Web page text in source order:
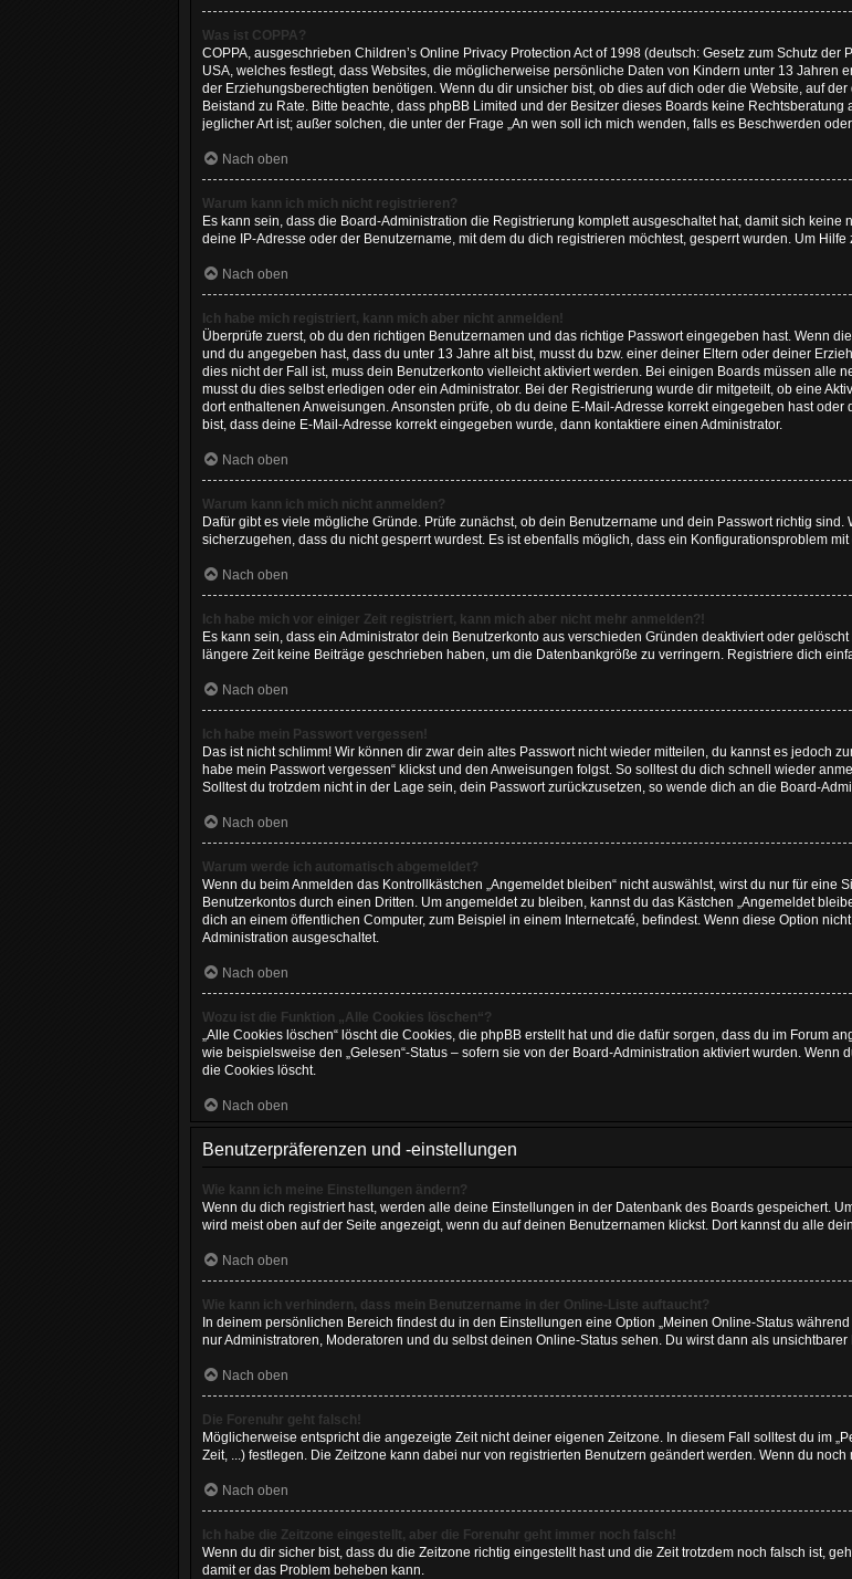
Was ist COPPA?
COPPA, ausgeschrieben Children’s Online Privacy Protection Act of 1998 (deutsch: Gesetz zum Schutz
USA, welches festlegt, dass Websites, die möglicherweise persönliche Daten von Kindern unter 13
der Erziehungsberechtigten benötigen. Wenn du dir unsicher bist, ob dies auf dich oder die Website, auf
Beistand zu Rate. Bitte beachte, dass phpBB Limited und der Besitzer dieses Boards keine
jeglicher Art ist; außer solchen, die unter der Frage „An wen soll ich mich wenden, falls es Beschwerden
Nach oben
Warum kann ich mich nicht registrieren?
Es kann sein, dass die Board-Administration die Registrierung komplett ausgeschaltet hat, damit sich
deine IP-Adresse oder der Benutzername, mit dem du dich registrieren möchtest, gesperrt wurden. Um
Nach oben
Ich habe mich registriert, kann mich aber nicht anmelden!
Überprüfe zuerst, ob du den richtigen Benutzernamen und das richtige Passwort eingegeben hast. Wenn
und du angegeben hast, dass du unter 13 Jahre alt bist, musst du bzw. einer deiner Eltern oder deiner
dies nicht der Fall ist, muss dein Benutzerkonto vielleicht aktiviert werden. Bei einigen Boards müssen alle
musst du dies selbst erledigen oder ein Administrator. Bei der Registrierung wurde dir mitgeteilt, ob eine
dort enthaltenen Anweisungen. Ansonsten prüfe, ob du deine E-Mail-Adresse korrekt eingegeben hast
bist, dass deine E-Mail-Adresse korrekt eingegeben wurde, dann kontaktiere einen Administrator.
Nach oben
Warum kann ich mich nicht anmelden?
Dafür gibt es viele mögliche Gründe. Prüfe zunächst, ob dein Benutzername und dein Passwort richtig
sicherzugehen, dass du nicht gesperrt wurdest. Es ist ebenfalls möglich, dass ein Konfigurationsproblem
Nach oben
Ich habe mich vor einiger Zeit registriert, kann mich aber nicht mehr anmelden?!
Es kann sein, dass ein Administrator dein Benutzerkonto aus verschieden Gründen deaktiviert oder
längere Zeit keine Beiträge geschrieben haben, um die Datenbankgröße zu verringern. Registriere dich
Nach oben
Ich habe mein Passwort vergessen!
Das ist nicht schlimm! Wir können dir zwar dein altes Passwort nicht wieder mitteilen, du kannst es jedoch
habe mein Passwort vergessen“ klickst und den Anweisungen folgst. So solltest du dich schnell wieder
Solltest du trotzdem nicht in der Lage sein, dein Passwort zurückzusetzen, so wende dich an die Board-
Nach oben
Warum werde ich automatisch abgemeldet?
Wenn du beim Anmelden das Kontrollkästchen „Angemeldet bleiben“ nicht auswählst, wirst du nur für eine
Benutzerkontos durch einen Dritten. Um angemeldet zu bleiben, kannst du das Kästchen „Angemeldet
dich an einem öffentlichen Computer, zum Beispiel in einem Internetcafé, befindest. Wenn diese Option
Administration ausgeschaltet.
Nach oben
Wozu ist die Funktion „Alle Cookies löschen“?
„Alle Cookies löschen“ löscht die Cookies, die phpBB erstellt hat und die dafür sorgen, dass du im Forum
wie beispielsweise den „Gelesen“-Status – sofern sie von der Board-Administration aktiviert wurden.
die Cookies löscht.
Nach oben
Benutzerpräferenzen und -einstellungen
Wie kann ich meine Einstellungen ändern?
Wenn du dich registriert hast, werden alle deine Einstellungen in der Datenbank des Boards gespeichert.
wird meist oben auf der Seite angezeigt, wenn du auf deinen Benutzernamen klickst. Dort kannst du alle
Nach oben
Wie kann ich verhindern, dass mein Benutzername in der Online-Liste auftaucht?
In deinem persönlichen Bereich findest du in den Einstellungen eine Option „Meinen Online-Status
nur Administratoren, Moderatoren und du selbst deinen Online-Status sehen. Du wirst dann als unsichtbarer
Nach oben
Die Forenuhr geht falsch!
Möglicherweise entspricht die angezeigte Zeit nicht deiner eigenen Zeitzone. In diesem Fall solltest du im
Zeit, ...) festlegen. Die Zeitzone kann dabei nur von registrierten Benutzern geändert werden. Wenn du
Nach oben
Ich habe die Zeitzone eingestellt, aber die Forenuhr geht immer noch falsch!
Wenn du dir sicher bist, dass du die Zeitzone richtig eingestellt hast und die Zeit trotzdem noch falsch ist,
damit er das Problem beheben kann.